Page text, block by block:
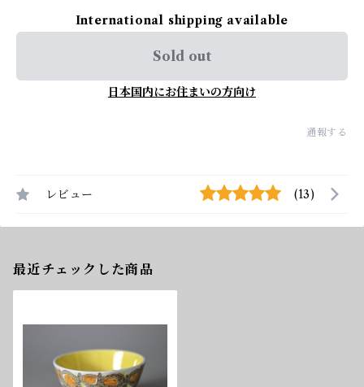
International shipping available
Sold out
日本国内にお住まいの方向け
通報する
レビュー (13)
最近チェックした商品